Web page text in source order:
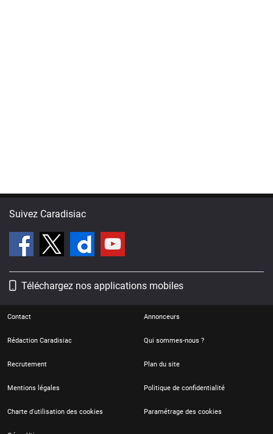
Suivez Caradisiac
Téléchargez nos applications mobiles
Contact Annonceurs
Rédaction Caradisiac Qui sommes-nous ?
Recrutement Plan du site
Mentions légales Politique de confidentialité
Charte d'utilisation des cookies Paramétrage des cookies